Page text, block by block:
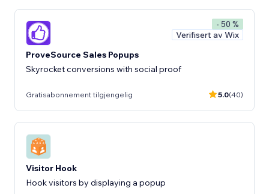
- 50 %
Verifisert av Wix
ProveSource Sales Popups
Skyrocket conversions with social proof
Gratisabonnement tilgjengelig 5.0(40)
Visitor Hook
Hook visitors by displaying a popup